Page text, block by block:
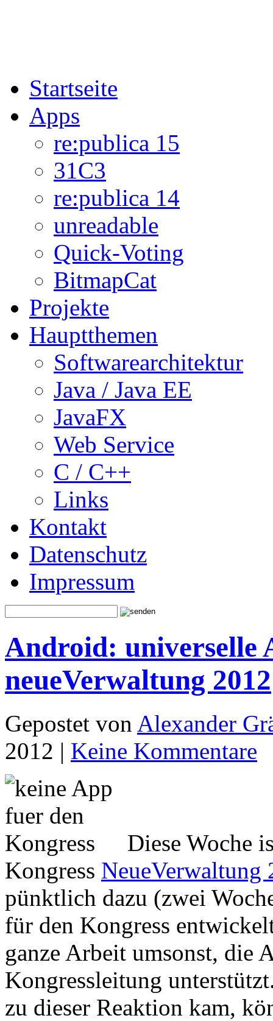
Startseite
Apps
re:publica 15
31C3
re:publica 14
unreadable
Quick-Voting
BitmapCat
Projekte
Hauptthemen
Softwarearchitektur
Java / Java EE
JavaFX
Web Service
C / C++
Links
Kontakt
Datenschutz
Impressum
Android: universelle
neueVerwaltung 2012
Gepostet von Alexander
2012 | Keine Kommentare
Diese Woche
Kongress NeueVerwaltung
pünktlich dazu (zwei
für den Kongress
ganze Arbeit umsonst,
Kongressleitung
zu dieser Reaktion kam,